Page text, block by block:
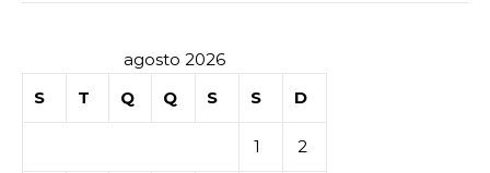
agosto 2026
S
T Q Q S S D
1 2